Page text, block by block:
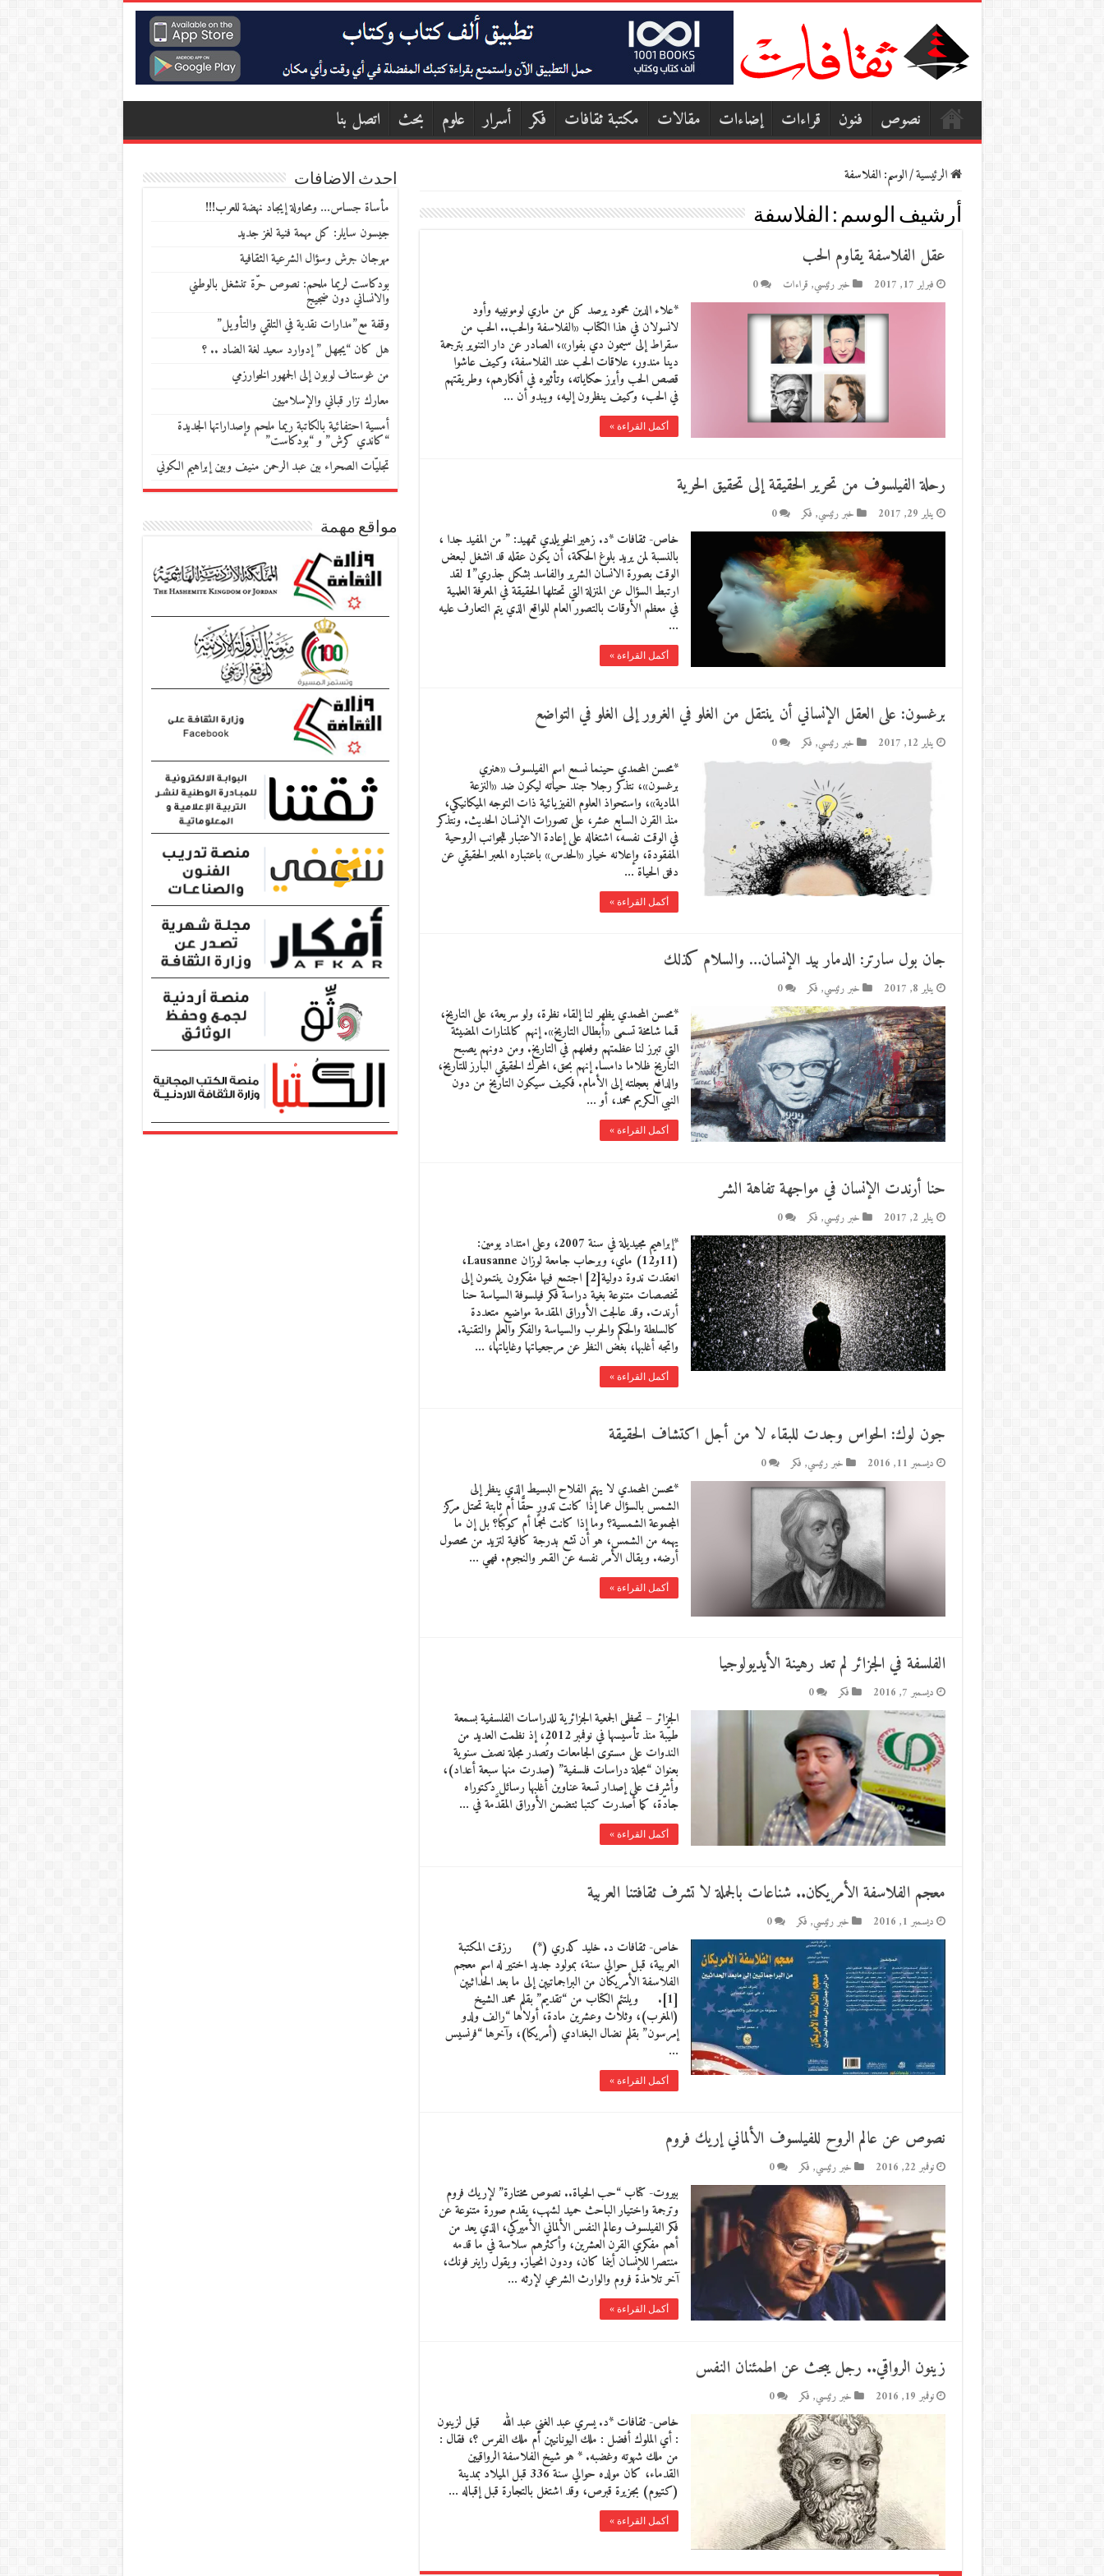
نصوص فنون قراءات إضاءات مقالات مكتبة ثقافات فكر أسرار علوم بحث اتصل بنا
الرئيسية/الوسم:الفلاسفة
أرشيف الوسم : الفلاسفة
عقل الفلاسفة يقاوم الحب
فبراير 17, 2017 خبر رئيسي, قراءات 0
*علاء الدين محمود يرصد كل من ماري لومونييه وأود
لانسولان في هذا الكتاب «الفلاسفة والحب.. الحب من
سقراط إلى سيمون دي بفوار»، الصادر عن دار التنوير بترجمة
دينا مندور، علاقات الحب عند الفلاسفة، وكيف عاشوا
قصص الحب وأبرز حكاياته، وتأثيره في أفكارهم، وطريقتهم
في الحب، وكيف ينظرون إليه، ويبدو أن …
أكمل القراءة »
رحلة الفيلسوف من تحرير الحقيقة إلى تحقيق الحرية
يناير 29, 2017 خبر رئيسي, فكر 0
خاص- ثقافات *د. زهير الخويلدي تمهيد: ” من المفيد جدا ،
بالنسبة لمن يريد بلوغ الحكمة، أن يكون عقله قد انشغل لبعض
الوقت بصورة الانسان الشرير والفاسد بشكل جذري”1 لقد
ارتبط السؤال عن المنزلة التي تحتلها الحقيقة في المعرفة العلمية
في معظم الأوقات بالتصور العام للواقع الذي يتم التعارف عليه
…
أكمل القراءة »
برغسون: على العقل الإنساني أن ينتقل من الغلو في الغرور إلى الغلو في التواضع
يناير 12, 2017 خبر رئيسي, فكر 0
*محسن المحمدي حينما نسمع اسم الفيلسوف «هنري
برغسون»، نتذكر رجلا جند حياته ليكون ضد «النزعة
المادية»، واستحواذ العلوم الفيزيائية ذات التوجه الميكانيكي،
منذ القرن السابع عشر، على تصورات الإنسان الحديث. ونتذكر
في الوقت نفسه، اشتغاله على إعادة الاعتبار للجوانب الروحية
المفقودة، وإعلانه خيار «الحدس» باعتباره المعبر الحقيقي عن
دفق الحياة …
أكمل القراءة »
جان بول سارتر: الدمار بيد الإنسان… والسلام كذلك
يناير 8, 2017 خبر رئيسي, فكر 0
*محسن المحمدي يظهر لنا إلقاء نظرة، ولو سريعة، على التاريخ،
قمما شامخة تسمى «أبطال التاريخ». إنهم كالمنارات المضيئة
التي تبرز لنا عظمتهم وفعلهم في التاريخ. ومن دونهم يصبح
التاريخ ظلاما دامسا. إنهم بحق، المحرك الحقيقي البارز للتاريخ،
والدافع بعجلته إلى الأمام. فكيف سيكون التاريخ من دون
النبي الكريم محمد، أو …
أكمل القراءة »
حنا أرندت الإنسان في مواجهة تفاهة الشر
يناير 2, 2017 خبر رئيسي, فكر 0
*إبراهيم مجيديلة في سنة 2007، وعلى امتداد يومين:
(11و12) ماي، وبرحاب جامعة لوزان Lausanne،
انعقدت ندوة دولية[2] اجتمع فيها مفكرون ينتمون إلى
تخصصات متنوعة بغية دراسة فكر فيلسوفة السياسة حنا
أرندت. وقد عالجت الأوراق المقدمة مواضيع متعددة
كالسلطة والحكم والحرب والسياسة والفكر والعلم والتقنية.
واتجه أغلبها، بغض النظر عن مرجعياتها وغاياتها، …
أكمل القراءة »
جون لوك: الحواس وجدت للبقاء لا من أجل اكتشاف الحقيقة
ديسمبر 11, 2016 خبر رئيسي, فكر 0
*محسن المحمدي لا يهتم الفلاح البسيط الذي ينظر إلى
الشمس بالسؤال عما إذا كانت تدور حقًّا أم ثابتة تحتل مركز
المجموعة الشمسية؟ وما إذا كانت نجمًا أم كوكبًا؟ بل إن ما
يهمه من الشمس، هو أن تشع بدرجة كافية لتزيد من محصول
أرضه. ويقال الأمر نفسه عن القمر والنجوم. فهي …
أكمل القراءة »
الفلسفة في الجزائر لم تعد رهينة الأيديولوجيا
ديسمبر 7, 2016 فكر 0
الجزائر – تحظى الجمعية الجزائرية للدراسات الفلسفية بسمعة
طيّبة منذ تأسيسها في نوفمبر 2012، إذ نظمت العديد من
الندوات على مستوى الجامعات وتُصدر مجلة نصف سنوية
بعنوان “مجلة دراسات فلسفية” (صدرت منها سبعة أعداد)،
وأشرفت على إصدار تسعة عناوين أغلبها رسائل دكتوراه
جادّة، كما أصدرت كتبا تتضمن الأوراق المقدَّمة في …
أكمل القراءة »
معجم الفلاسفة الأمريكان.. شناعات بالجملة لا تشرف ثقافتنا العربية
ديسمبر 1, 2016 خبر رئيسي, فكر 0
خاص- ثقافات د. خليد كدري (*) رزقت المكتبة
العربية، قبل حوالي سنة، بمولود جديد اختير له اسم معجم
الفلاسفة الأمريكان من البراجماتيين إلى ما بعد الحداثيين
[1]. ويلتئم الكتاب من “تقديم” بقلم محمد الشيخ
(المغرب)، وثلاث وعشرين مادة، أولاها “رالف ولدو
إمرسون” بقلم نضال البغدادي (أمريكا)، وآخرها “فرنسيس
…
أكمل القراءة »
نصوص عن عالم الروح للفيلسوف الألماني إريك فروم
نوفمبر 22, 2016 خبر رئيسي, فكر 0
بيروت- كتاب “حب الحياة.. نصوص مختارة” لإريك فروم
وترجمة واختيار الباحث حميد لشهب، يقدم صورة متنوعة عن
فكر الفيلسوف وعالم النفس الألماني الأميركي، الذي يعد من
أهم مفكري القرن العشرين، وأكثرهم سلاسة في ما قدمه
منتصرا للإنسان أينما كان، ودون انحياز. ويقول راينر فونك،
آخر تلامذة فروم والوارث الشرعي لإرثه …
أكمل القراءة »
زينون الرواقي.. رجل يبحث عن اطمئنان النفس
نوفمبر 19, 2016 خبر رئيسي, فكر 0
خاص- ثقافات *د. يسري عبد الغني عبد الله قيل لزينون
: أي الملوك أفضل : ملك اليونانيين أم ملك الفرس ؟، فقال :
من ملك شهوته وغضبه. * هو شيخ الفلاسفة الرواقيين
القدماء، كان مولده حوالي سنة 336 قبل الميلاد بمدينة
(كتيوم) بجزيرة قبرص، وقد اشتغل بالتجارة قبل إقباله …
أكمل القراءة »
احدث الاضافات
مأساة جساس… ومحاولة إيجاد نهضة للعرب!!!
جيسون سايلر: كل مهمة فنية لغز جديد
مهرجان جرش وسؤال الشرعية الثقافية
بودكاست لريما ملحم: نصوص حرّة تنشغل بالوطني
والانساني دون ضجيج
وقفة مع”مدارات نقدية في التلقي والتأويل”
هل كان “يجهل ” إدوارد سعيد لغة الضاد .. ؟
من غوستاف لوبون إلى الجمهور الخوارزمي
معارك نزار قباني والإسلاميين
أمسية احتفائية بالكاتبة ريما ملحم وإصداراتها الجديدة
“كاندي كرش” و “بودكاست”
تجليّات الصحراء بين عبد الرحمن منيف وبين إبراهيم الكوني
مواقع مهمة